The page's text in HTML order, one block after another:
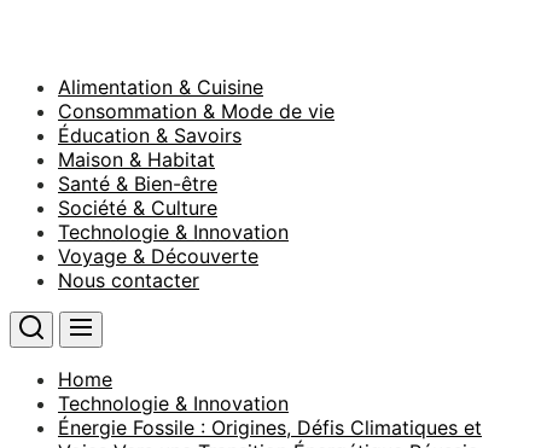
Alimentation & Cuisine
Consommation & Mode de vie
Éducation & Savoirs
Maison & Habitat
Santé & Bien-être
Société & Culture
Technologie & Innovation
Voyage & Découverte
Nous contacter
Home
Technologie & Innovation
Énergie Fossile : Origines, Défis Climatiques et